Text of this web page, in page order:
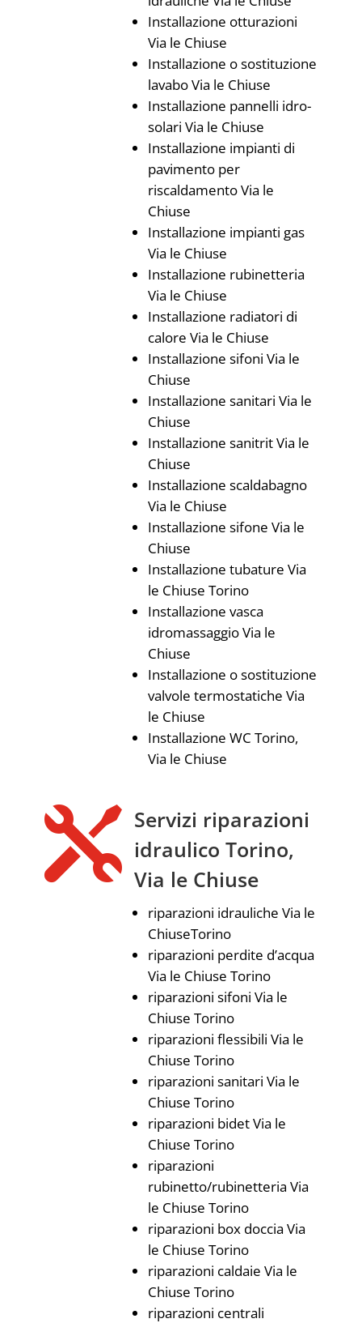
Installazione otturazioni
Via le Chiuse
Installazione o sostituzione
lavabo Via le Chiuse
Installazione pannelli idro-
solari Via le Chiuse
Installazione impianti di
pavimento per
riscaldamento Via le
Chiuse
Installazione impianti gas
Via le Chiuse
Installazione rubinetteria
Via le Chiuse
Installazione radiatori di
calore Via le Chiuse
Installazione sifoni Via le
Chiuse
Installazione sanitari Via le
Chiuse
Installazione sanitrit Via le
Chiuse
Installazione scaldabagno
Via le Chiuse
Installazione sifone Via le
Chiuse
Installazione tubature Via
le Chiuse Torino
Installazione vasca
idromassaggio Via le
Chiuse
Installazione o sostituzione
valvole termostatiche Via
le Chiuse
Installazione WC Torino,
Via le Chiuse
 Servizi riparazioni
idraulico Torino,
Via le Chiuse
riparazioni idrauliche Via le
ChiuseTorino
riparazioni perdite d’acqua
Via le Chiuse Torino
riparazioni sifoni Via le
Chiuse Torino
riparazioni flessibili Via le
Chiuse Torino
riparazioni sanitari Via le
Chiuse Torino
riparazioni bidet Via le
Chiuse Torino
riparazioni
rubinetto/rubinetteria Via
le Chiuse Torino
riparazioni box doccia Via
le Chiuse Torino
riparazioni caldaie Via le
Chiuse Torino
riparazioni centrali